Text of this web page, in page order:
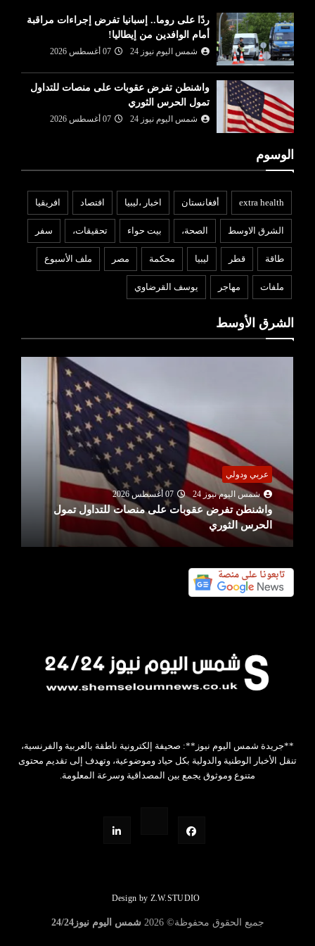
ردًا على روما.. إسبانيا تفرض إجراءات مراقبة
أمام الوافدين من إيطاليا!
شمس اليوم نيوز 24 07 أغسطس 2026
واشنطن تفرض عقوبات على منصات للتداول
تمول الحرس الثوري
شمس اليوم نيوز 24 07 أغسطس 2026
الوسوم
extra health أفغانستان اخبار ،ليبيا افتصاد افريقيا
الشرق الاوسط الصحة، بيت حواء تحقيقات، سفر
طاقة قطر ليبيا محكمة مصر ملف الأسبوع
ملفات مهاجر يوسف القرضاوي
الشرق الأوسط
عربي ودولي
شمس اليوم نيوز 24
07 أغسطس 2026
واشنطن تفرض عقوبات على منصات للتداول تمول
الحرس الثوري
**جريدة شمس اليوم نيوز**: صحيفة إلكترونية ناطقة بالعربية والفرنسية،
تنقل الأخبار الوطنية والدولية بكل حياد وموضوعية، وتهدف إلى تقديم محتوى
متنوع وموثوق يجمع بين المصداقية وسرعة المعلومة.
Design by Z.W.STUDIO
جميع الحقوق محفوظة©2026 شمس اليوم نيوز24/24